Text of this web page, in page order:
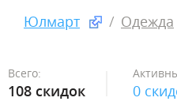
Юлмарт Одежда
Всего:
108 скидок 0